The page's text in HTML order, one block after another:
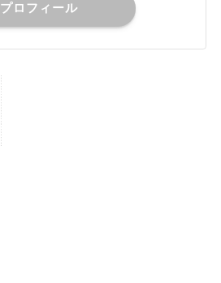
プロフィール